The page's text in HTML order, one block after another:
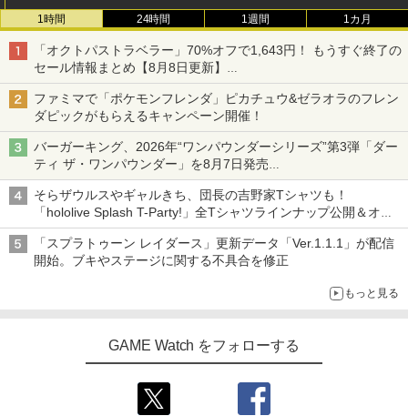
1時間 24時間 1週間 1カ月
「オクトパストラベラー」70%オフで1,643円！ もうすぐ終了の
セール情報まとめ【8月8日更新】
ニンテンドーeショップでは「大神 絶景版」が67%オフで990円
ファミマで「ポケモンフレンダ」ピカチュウ&ゼラオラのフレン
ダピックがもらえるキャンペーン開催！
バーガーキング、2026年“ワンパウンダーシリーズ”第3弾「ダー
ティ ザ・ワンパウンダー」を8月7日発売
「特製ガーリックマヨソース」を使用した超大型チーズバーガー
そらザウルスやギャルきち、団長の吉野家Tシャツも！
「hololive Splash T-Party!」全Tシャツラインナップ公開＆オン
ライン販売開始
「スプラトゥーン レイダース」更新データ「Ver.1.1.1」が配信
開始。ブキやステージに関する不具合を修正
もっと見る
GAME Watch をフォローする